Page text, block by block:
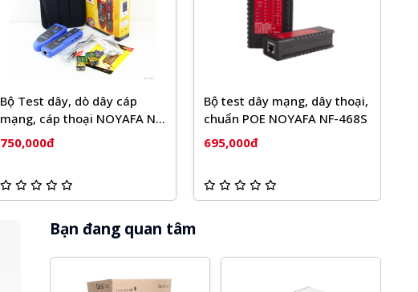
Bộ Test dây, dò dây cáp
mạng, cáp thoại NOYAFA NF-
801B
750,000đ
Bộ test dây mạng, dây thoại,
chuẩn POE NOYAFA NF-468S
695,000đ
Bạn đang quan tâm